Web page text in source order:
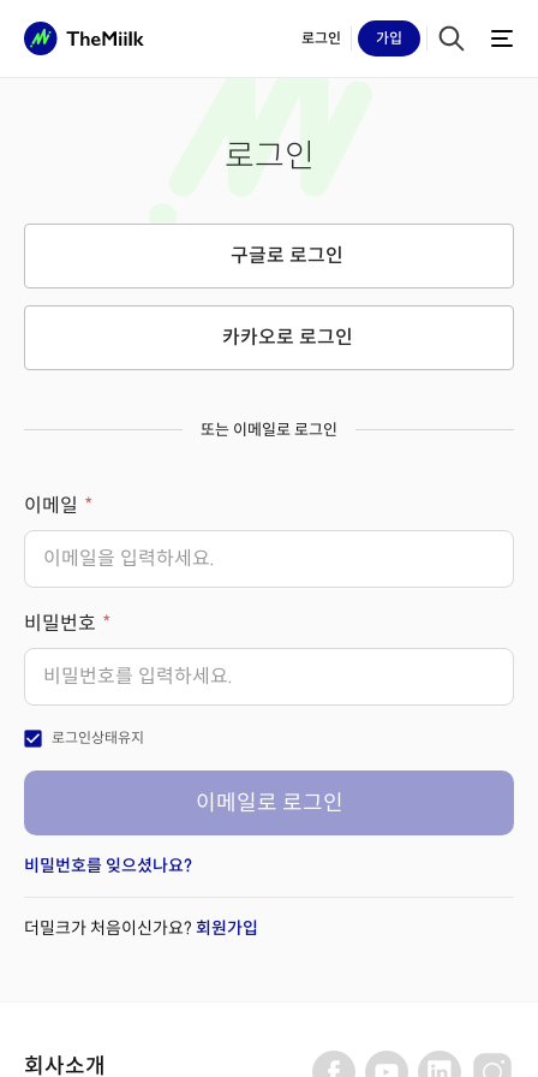
로그인 가입
로그인
구글로 로그인
카카오로 로그인
또는 이메일로 로그인
이메일
비밀번호
check_box 로그인상태유지
이메일로 로그인
비밀번호를 잊으셨나요?
더밀크가 처음이신가요? 회원가입
회사소개